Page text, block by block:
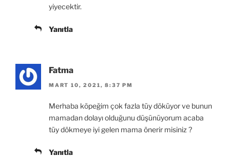
yiyecektir.
Yanıtla
Fatma
MART 10, 2021, 8:37 PM
Merhaba köpeğim çok fazla tüy döküyor ve bunun
mamadan dolayı olduğunu düşünüyorum acaba
tüy dökmeye iyi gelen mama önerir misiniz ?
Yanıtla